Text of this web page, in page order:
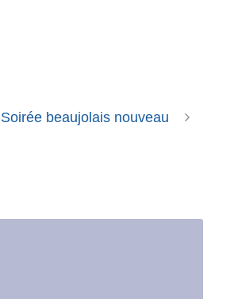
Soirée beaujolais nouveau